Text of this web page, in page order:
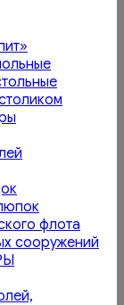
флота
сооружений